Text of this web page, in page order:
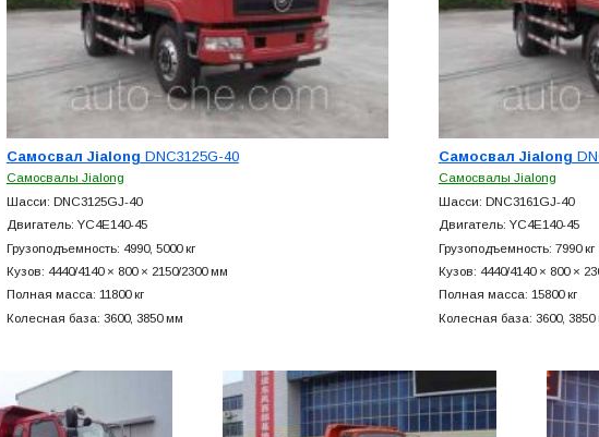
Самосвал Jialong DNC3125G-40
Самосвалы Jialong
Шасси: DNC3125GJ-40
Двигатель: YC4E140-45
Грузоподъемность: 4990, 5000 кг
Кузов: 4440/4140 × 800 × 2150/2300 мм
Полная масса: 11800 кг
Колесная база: 3600, 3850 мм
Самосвал Jialong
Самосвалы Jialong
Шасси: DNC3161GJ-40
Двигатель: YC4E140-45
Грузоподъемность: 7990 кг
Кузов: 4440/4140 × 800 ×
Полная масса: 15800 кг
Колесная база: 3600, 3850